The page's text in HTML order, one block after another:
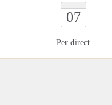
07
Per direct